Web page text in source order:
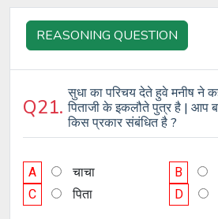
REASONING QUESTION
Q21.
सुधा का परिचय देते हुवे मनीष ने
पिताजी के इकलौते पुत्र है | आप
किस प्रकार संबंधित है ?
A चाचा B
C
पिता D